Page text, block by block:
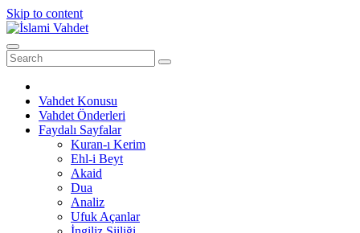
Skip to content
Vahdet Konusu
Vahdet Önderleri
Faydalı Sayfalar
Kuran-ı Kerim
Ehl-i Beyt
Akaid
Dua
Analiz
Ufuk Açanlar